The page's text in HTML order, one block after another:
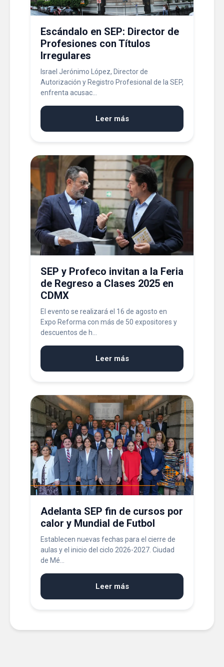
Escándalo en SEP: Director de
Profesiones con Títulos
Irregulares
Israel Jerónimo López, Director de
Autorización y Registro Profesional de la SEP,
enfrenta acusac...
Leer más
SEP y Profeco invitan a la Feria
de Regreso a Clases 2025 en
CDMX
El evento se realizará el 16 de agosto en
Expo Reforma con más de 50 expositores y
descuentos de h...
Leer más
Adelanta SEP fin de cursos por
calor y Mundial de Futbol
Establecen nuevas fechas para el cierre de
aulas y el inicio del ciclo 2026-2027. Ciudad
de Mé...
Leer más